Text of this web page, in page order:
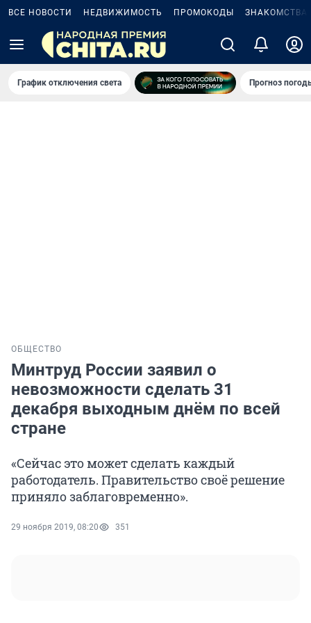
ВСЕ НОВОСТИ НЕДВИЖИМОСТЬ ПРОМОКОДЫ ЗНАКОМСТВА
График отключения света Прогноз
ОБЩЕСТВО
Минтруд России заявил о
невозможности сделать 31
декабря выходным днём по всей
стране
«Сейчас это может сделать каждый
работодатель. Правительство своё решение
приняло заблаговременно».
29 ноября 2019, 08:20 351